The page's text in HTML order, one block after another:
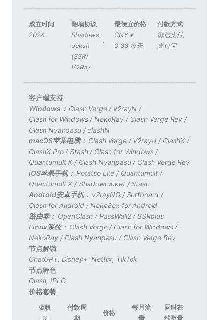
成立时间
2024
翻墙协议
Shadows
ocksR
(SSR)
,
V2Ray
最便宜价格
CNY￥
0.33 每天
付款方式
微信支付,
支付宝
客户端支持
Windows： Clash Verge/ v2rayN/
Clash for Windows/ NekoRay/ Clash Verge Rev/
Clash Nyanpasu/clashN
macOS苹果电脑： Clash Verge/ V2rayU/ ClashX/
ClashX Pro/Stash/ Clash for Windows/
Quantumult X/ Clash Nyanpasu/ Clash Verge Rev
iOS苹果手机： Potatso Lite/ Quantumult/
Quantumult X/Shadowrocket/Stash
Android安卓手机： v2rayNG/Surfboard/
Clash for Android/ NekoBox for Android
路由器： OpenClash/ PassWall2/SSRplus
Linux系统： Clash Verge/ Clash for Windows/
NekoRay/ Clash Nyanpasu/ Clash Verge Rev
节点解锁
ChatGPT, Disney+, Netflix, TikTok
节点特色
Clash, IPLC
价格套餐
蓝帆
云
付款周
期
价格
每月流
量
同时在
线数量